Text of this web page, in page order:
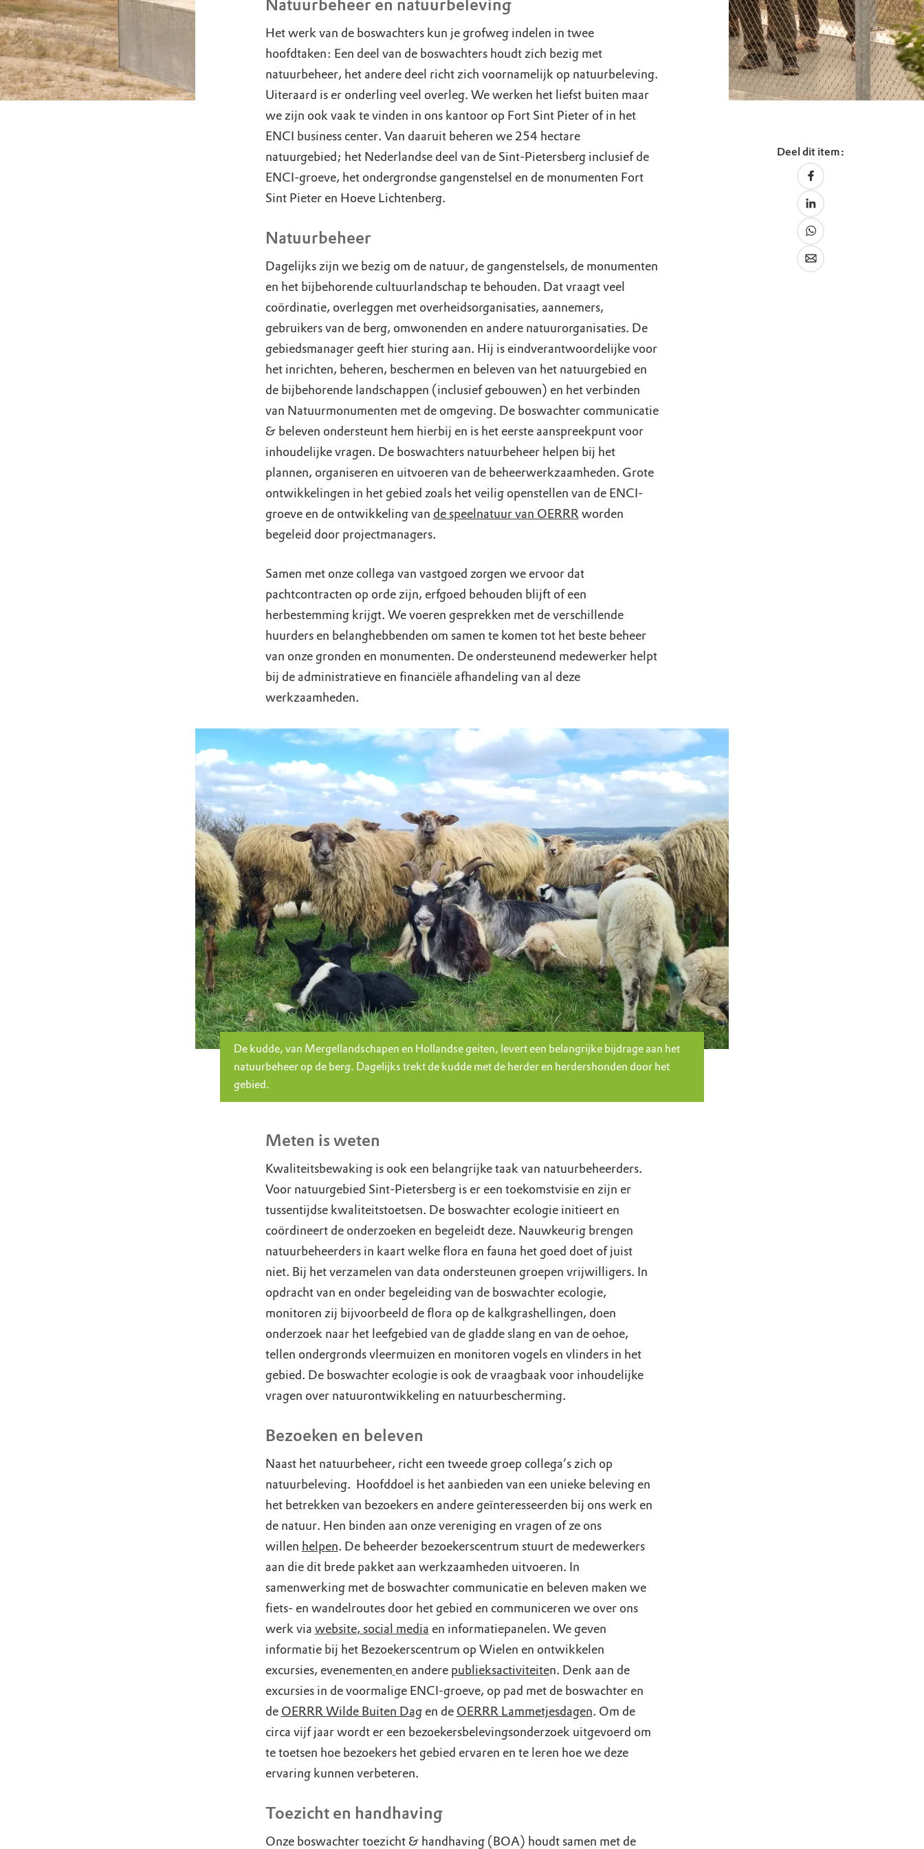
Natuurbeheer en natuurbeleving
Het werk van de boswachters kun je grofweg indelen in twee
hoofdtaken: Een deel van de boswachters houdt zich bezig met
natuurbeheer, het andere deel richt zich voornamelijk op natuurbeleving.
Uiteraard is er onderling veel overleg. We werken het liefst buiten maar
we zijn ook vaak te vinden in ons kantoor op Fort Sint Pieter of in het
ENCI business center. Van daaruit beheren we 254 hectare
natuurgebied; het Nederlandse deel van de Sint-Pietersberg inclusief de
ENCI-groeve, het ondergrondse gangenstelsel en de monumenten Fort
Sint Pieter en Hoeve Lichtenberg.
Natuurbeheer
Dagelijks zijn we bezig om de natuur, de gangenstelsels, de monumenten
en het bijbehorende cultuurlandschap te behouden. Dat vraagt veel
coördinatie, overleggen met overheidsorganisaties, aannemers,
gebruikers van de berg, omwonenden en andere natuurorganisaties. De
gebiedsmanager geeft hier sturing aan. Hij is eindverantwoordelijke voor
het inrichten, beheren, beschermen en beleven van het natuurgebied en
de bijbehorende landschappen (inclusief gebouwen) en het verbinden
van Natuurmonumenten met de omgeving. De boswachter communicatie
& beleven ondersteunt hem hierbij en is het eerste aanspreekpunt voor
inhoudelijke vragen. De boswachters natuurbeheer helpen bij het
plannen, organiseren en uitvoeren van de beheerwerkzaamheden. Grote
ontwikkelingen in het gebied zoals het veilig openstellen van de ENCI-
groeve en de ontwikkeling van de speelnatuur van OERRRworden
begeleid door projectmanagers.
Samen met onze collega van vastgoed zorgen we ervoor dat
pachtcontracten op orde zijn, erfgoed behouden blijft of een
herbestemming krijgt. We voeren gesprekken met de verschillende
huurders en belanghebbenden om samen te komen tot het beste beheer
van onze gronden en monumenten. De ondersteunend medewerker helpt
bij de administratieve en financiële afhandeling van al deze
werkzaamheden.
De kudde, van Mergellandschapen en Hollandse geiten, levert een belangrijke bijdrage aan het
natuurbeheer op de berg. Dagelijks trekt de kudde met de herder en herdershonden door het
gebied.
Meten is weten
Kwaliteitsbewaking is ook een belangrijke taak van natuurbeheerders.
Voor natuurgebied Sint-Pietersberg is er een toekomstvisie en zijn er
tussentijdse kwaliteitstoetsen. De boswachter ecologie initieert en
coördineert de onderzoeken en begeleidt deze. Nauwkeurig brengen
natuurbeheerders in kaart welke flora en fauna het goed doet of juist
niet. Bij het verzamelen van data ondersteunen groepen vrijwilligers. In
opdracht van en onder begeleiding van de boswachter ecologie,
monitoren zij bijvoorbeeld de flora op de kalkgrashellingen, doen
onderzoek naar het leefgebied van de gladde slang en van de oehoe,
tellen ondergronds vleermuizen en monitoren vogels en vlinders in het
gebied. De boswachter ecologie is ook de vraagbaak voor inhoudelijke
vragen over natuurontwikkeling en natuurbescherming.
Bezoeken en beleven
Naast het natuurbeheer, richt een tweede groep collega’s zich op
natuurbeleving. Hoofddoel is het aanbieden van een unieke beleving en
het betrekken van bezoekers en andere geïnteresseerden bij ons werk en
de natuur. Hen binden aan onze vereniging en vragen of ze ons
willen helpen. De beheerder bezoekerscentrum stuurt de medewerkers
aan die dit brede pakket aan werkzaamheden uitvoeren. In
samenwerking met de boswachter communicatie en beleven maken we
fiets- en wandelroutes door het gebied en communiceren we over ons
werk via website, social media en informatiepanelen. We geven
informatie bij het Bezoekerscentrum op Wielen en ontwikkelen
excursies, evenementen en andere publieksactiviteiten. Denk aan de
excursies in de voormalige ENCI-groeve, op pad met de boswachter en
de OERRR Wilde Buiten Dagen de OERRR Lammetjesdagen. Om de
circa vijf jaar wordt er een bezoekersbelevingsonderzoek uitgevoerd om
te toetsen hoe bezoekers het gebied ervaren en te leren hoe we deze
ervaring kunnen verbeteren.
Toezicht en handhaving
Onze boswachter toezicht & handhaving (BOA) houdt samen met de
Deel dit item: